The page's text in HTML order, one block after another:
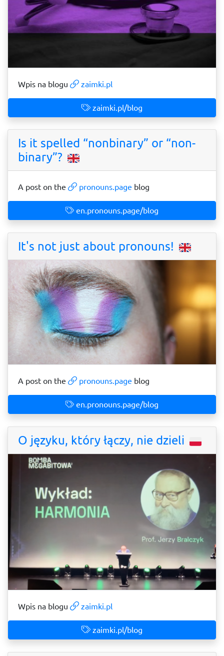
Wpis na blogu zaimki.pl
zaimki.pl/blog
Is it spelled “nonbinary” or “non-
binary”?
A post on the pronouns.page blog
en.pronouns.page/blog
It's not just about pronouns!
A post on the pronouns.page blog
en.pronouns.page/blog
O języku, który łączy, nie dzieli
Wpis na blogu zaimki.pl
zaimki.pl/blog